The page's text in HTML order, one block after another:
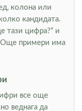
колона или
кандидата.
тази цифра?“ и
Още примери има
все още
веднага да